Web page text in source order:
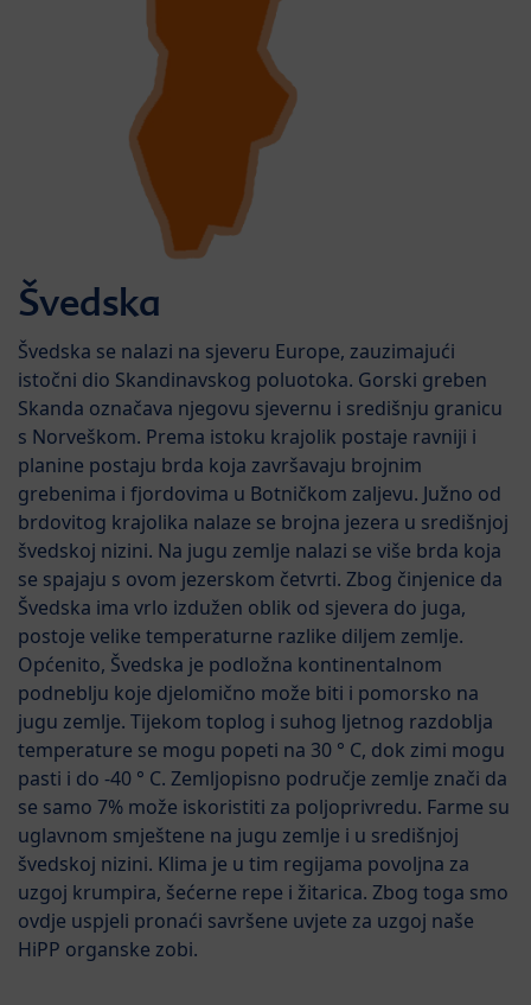
Švedska
Švedska se nalazi na sjeveru Europe, zauzimajući
istočni dio Skandinavskog poluotoka. Gorski greben
Skanda označava njegovu sjevernu i središnju granicu
s Norveškom. Prema istoku krajolik postaje ravniji i
planine postaju brda koja završavaju brojnim
grebenima i fjordovima u Botničkom zaljevu. Južno od
brdovitog krajolika nalaze se brojna jezera u središnjoj
švedskoj nizini. Na jugu zemlje nalazi se više brda koja
se spajaju s ovom jezerskom četvrti. Zbog činjenice da
Švedska ima vrlo izdužen oblik od sjevera do juga,
postoje velike temperaturne razlike diljem zemlje.
Općenito, Švedska je podložna kontinentalnom
podneblju koje djelomično može biti i pomorsko na
jugu zemlje. Tijekom toplog i suhog ljetnog razdoblja
temperature se mogu popeti na 30 ° C, dok zimi mogu
pasti i do -40 ° C. Zemljopisno područje zemlje znači da
se samo 7% može iskoristiti za poljoprivredu. Farme su
uglavnom smještene na jugu zemlje i u središnjoj
švedskoj nizini. Klima je u tim regijama povoljna za
uzgoj krumpira, šećerne repe i žitarica. Zbog toga smo
ovdje uspjeli pronaći savršene uvjete za uzgoj naše
HiPP organske zobi.